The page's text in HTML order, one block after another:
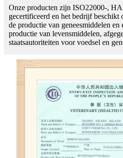
Onze producten zijn ISO22000-,
gecertificeerd en het bedrijf beschikt
de productie van geneesmiddelen
productie van levensmiddelen,
staatsautoriteiten voor voedsel en